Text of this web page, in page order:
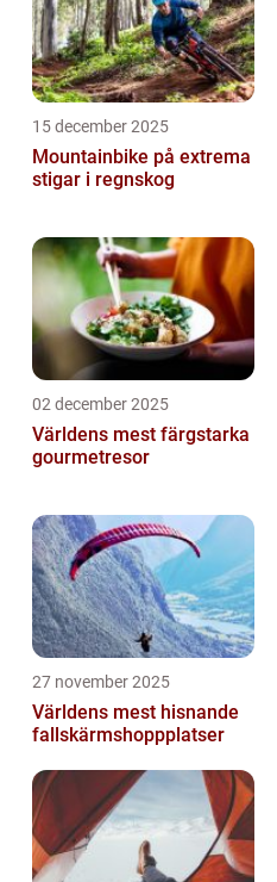
15 december 2025
Mountainbike på extrema
stigar i regnskog
02 december 2025
Världens mest färgstarka
gourmetresor
27 november 2025
Världens mest hisnande
fallskärmshoppplatser